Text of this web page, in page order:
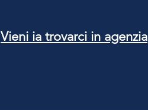
Vieni ia trovarci in agenzia